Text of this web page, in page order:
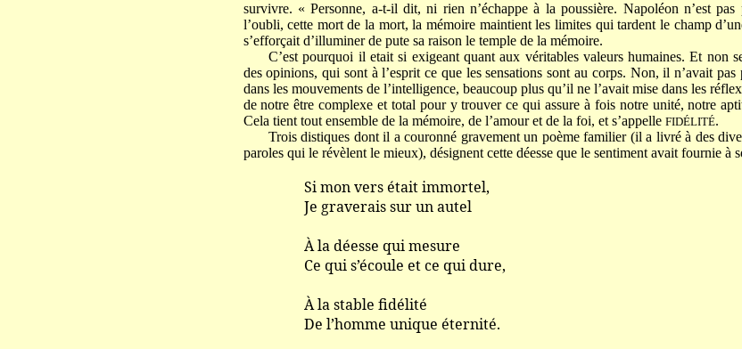
survivre. « Personne, a-t-il dit, ni rien n’échappe à la poussière. Napoléon n’est
l’oubli, cette mort de la mort, la mémoire maintient les limites qui tardent le champ
s’efforçait d’illuminer de pute sa raison le temple de la mémoire.
C’est pourquoi il etait si exigeant quant aux véritables valeurs humaines. Et non
des opinions, qui sont à l’esprit ce que les sensations sont au corps. Non, il n’avait
dans les mouvements de l’intelligence, beaucoup plus qu’il ne l’avait mise dans les
de notre être complexe et total pour y trouver ce qui assure à fois notre unité, notre
Cela tient tout ensemble de la mémoire, de l’amour et de la foi, et s’appelle FIDÉLITÉ.
Trois distiques dont il a couronné gravement un poème familier (il a livré à des
paroles qui le révèlent le mieux), désignent cette déesse que le sentiment avait fournie à
Si mon vers était immortel,
Je graverais sur un autel
À la déesse qui mesure
Ce qui s’écoule et ce qui dure,
À la stable fidélité
De l’homme unique éternité.